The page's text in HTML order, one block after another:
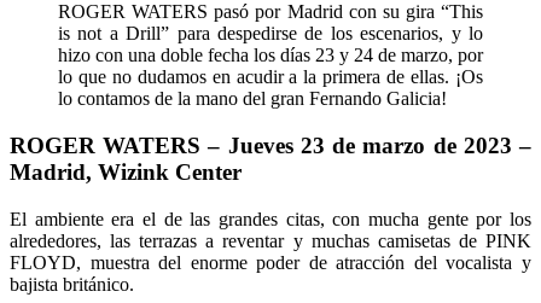
ROGER WATERS pasó por Madrid con su gira “This
is not a Drill” para despedirse de los escenarios, y lo
hizo con una doble fecha los días 23 y 24 de marzo, por
lo que no dudamos en acudir a la primera de ellas. ¡Os
lo contamos de la mano del gran Fernando Galicia!
ROGER WATERS – Jueves 23 de marzo de 2023 –
Madrid, Wizink Center
El ambiente era el de las grandes citas, con mucha gente por los
alrededores, las terrazas a reventar y muchas camisetas de PINK
FLOYD, muestra del enorme poder de atracción del vocalista y
bajista británico.